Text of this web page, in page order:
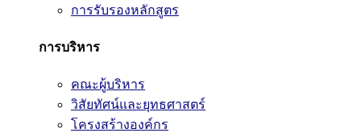
การรับรองหลักสูตร
การบริหาร
คณะผู้บริหาร
วิสัยทัศน์และยุทธศาสตร์
โครงสร้างองค์กร